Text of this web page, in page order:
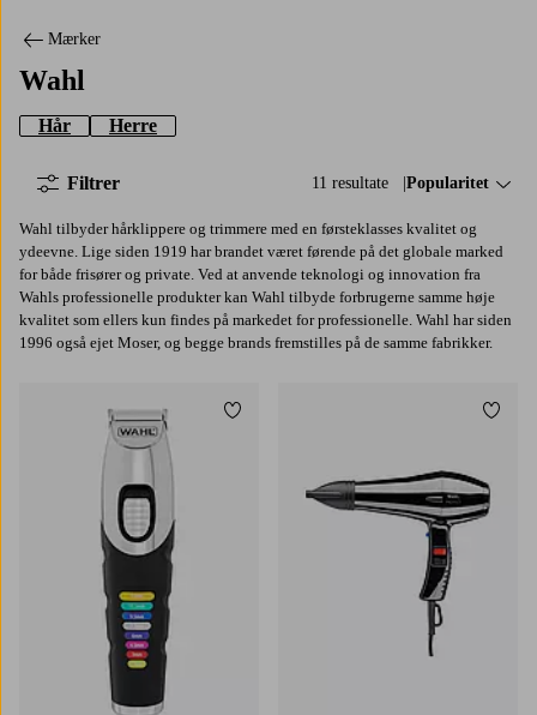
Mærker
Wahl
Hår Herre
11 resultate Sorter efter:
Popularitet
Filtrer
Wahl tilbyder hårklippere og trimmere med en førsteklasses kvalitet og
ydeevne. Lige siden 1919 har brandet været førende på det globale marked
for både frisører og private. Ved at anvende teknologi og innovation fra
Wahls professionelle produkter kan Wahl tilbyde forbrugerne samme høje
kvalitet som ellers kun findes på markedet for professionelle. Wahl har siden
1996 også ejet Moser, og begge brands fremstilles på de samme fabrikker.
Tilføj til favoritter